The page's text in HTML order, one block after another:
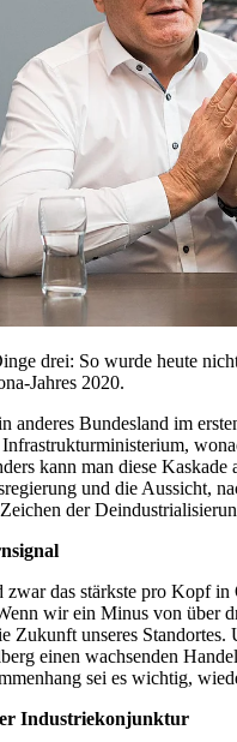
drei: So wurde heute
Jahres 2020.
anderes Bundesland im
kann man diese
und die Aussicht,
der
das stärkste pro Kopf
wir ein Minus von über
Zukunft unseres
einen wachsenden
sei es wichtig,
Industriekonjunktur